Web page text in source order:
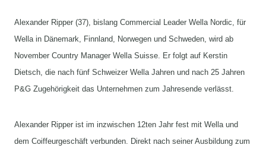
Alexander Ripper (37), bislang Commercial Leader Wella Nordic, für
Wella in Dänemark, Finnland, Norwegen und Schweden, wird ab
November Country Manager Wella Suisse. Er folgt auf Kerstin
Dietsch, die nach fünf Schweizer Wella Jahren und nach 25 Jahren
P&G Zugehörigkeit das Unternehmen zum Jahresende verlässt.
Alexander Ripper ist im inzwischen 12ten Jahr fest mit Wella und
dem Coiffeurgeschäft verbunden. Direkt nach seiner Ausbildung zum